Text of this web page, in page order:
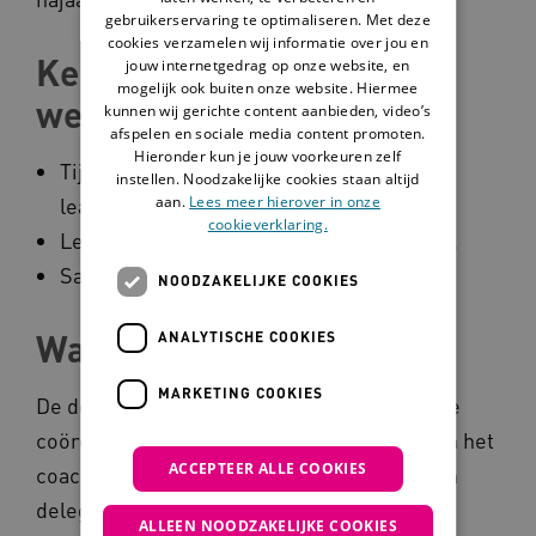
Kernaspecten van
werkplekleren
Tijd- en plaatsonafhankelijk leren (E-
learning).
Leren van de praktijk (praktijkcasuïstiek).
Samen leren (in een groep).
Wat is de doelstelling?
De doelstelling is het beter toerusten van de
coördinerend begeleiders op het gebied van het
coachen van collega’s en het coördineren en
delegeren van taken rondom cliëntenzorg.
gebruikerservaring te optimaliseren. Met deze
cookies verzamelen wij informatie over jou en
jouw internetgedrag op onze website, en
mogelijk ook buiten onze website. Hiermee
kunnen wij gerichte content aanbieden, video’s
afspelen en sociale media content promoten.
Hieronder kun je jouw voorkeuren zelf
instellen. Noodzakelijke cookies staan altijd
aan. Lees meer hierover in onze
cookieverklaring.
NOODZAKELIJKE COOKIES
ANALYTISCHE COOKIES
MARKETING COOKIES
ACCEPTEER ALLE COOKIES
ALLEEN NOODZAKELIJKE COOKIES